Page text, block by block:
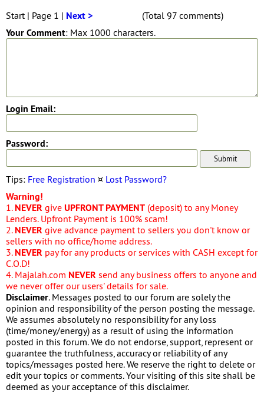
Start | Page 1 | Next > (Total 97 comments)
Your Comment: Max 1000 characters.
Login Email:
Password:
Tips: Free Registration ¤ Lost Password?
Warning!
1. NEVER give UPFRONT PAYMENT (deposit) to any Money
Lenders. Upfront Payment is 100% scam!
2. NEVER give advance payment to sellers you don't know or
sellers with no office/home address.
3. NEVER pay for any products or services with CASH except for
C.O.D!
4. Majalah.com NEVER send any business offers to anyone and
we never offer our users' details for sale.
Disclaimer. Messages posted to our forum are solely the
opinion and responsibility of the person posting the message.
We assumes absolutely no responsibility for any loss
(time/money/energy) as a result of using the information
posted in this forum. We do not endorse, support, represent or
guarantee the truthfulness, accuracy or reliability of any
topics/messages posted here. We reserve the right to delete or
edit your topics or comments. Your visiting of this site shall be
deemed as your acceptance of this disclaimer.